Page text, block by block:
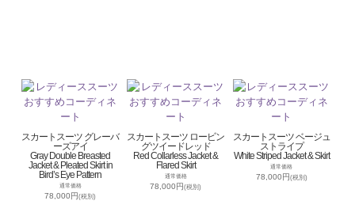
スカートスーツ グレーバ
ーズアイ
Gray Double Breasted
Jacket & Pleated Skirt in
Bird’s Eye Pattern
通常価格
78,000円(税別)
スカートスーツ ロービン
グツイードレッド
Red Collarless Jacket &
Flared Skirt
通常価格
78,000円(税別)
スカートスーツ ベージュ
ストライプ
White Striped Jacket & Skirt
通常価格
78,000円(税別)